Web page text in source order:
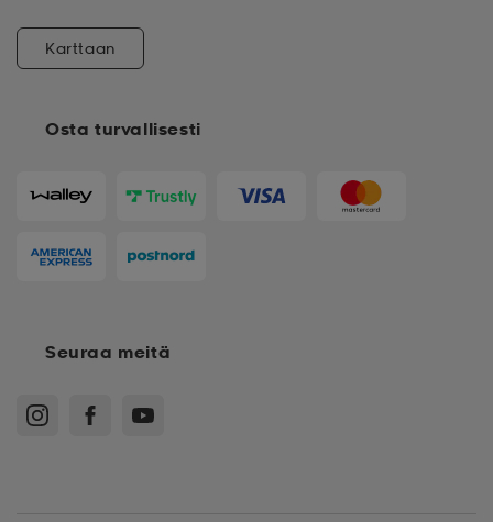
Osta turvallisesti
Karttaan
Seuraa meitä